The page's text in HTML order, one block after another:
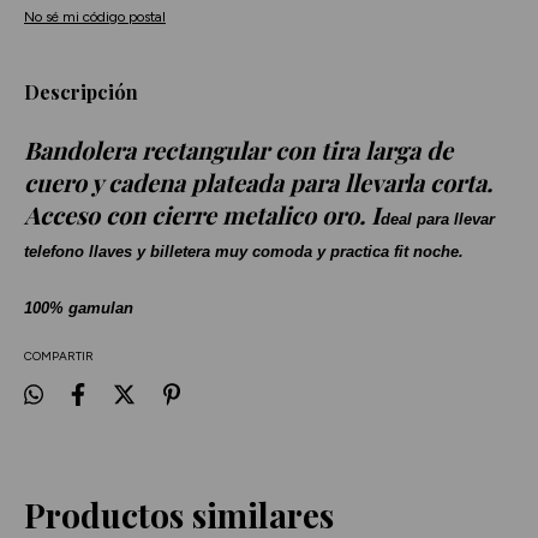
No sé mi código postal
Descripción
Bandolera rectangular con tira larga de
cuero y cadena plateada para llevarla corta.
Acceso con cierre metalico oro. Ideal para llevar
telefono llaves y billetera muy comoda y practica fit noche.
100% gamulan
COMPARTIR
Productos similares